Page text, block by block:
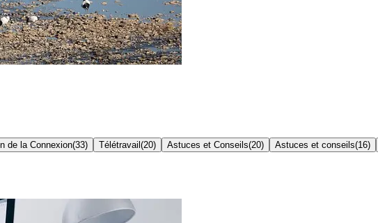
de la Connexion(33) Télétravail (20) Astuces et Conseils(20) Astuces et conseils(16)